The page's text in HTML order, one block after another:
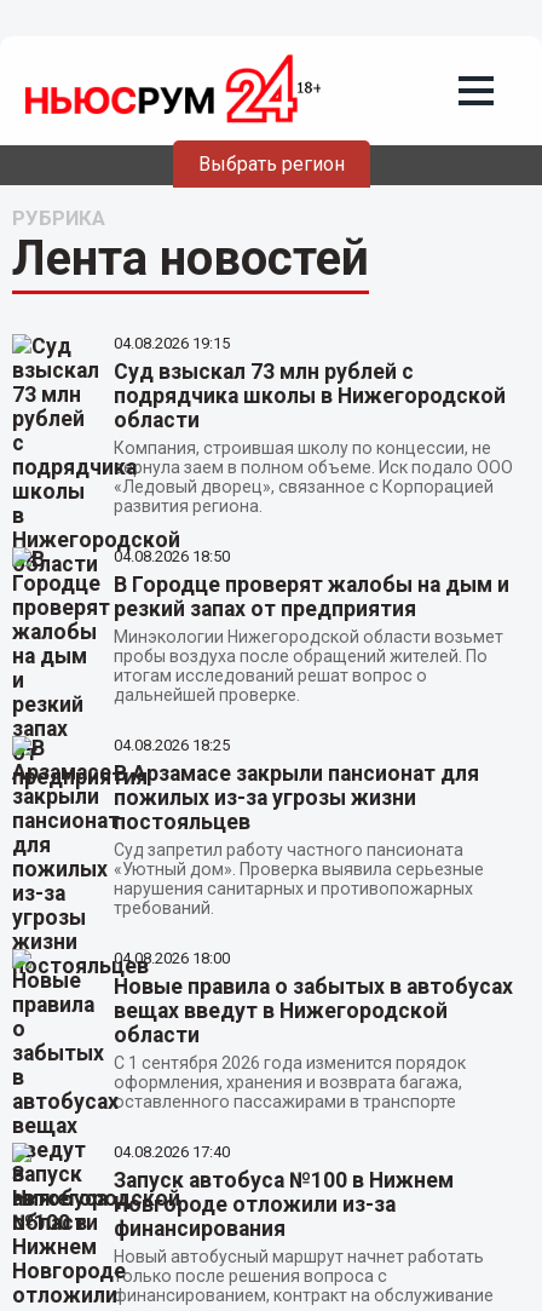
Выбрать регион
РУБРИКА
Лента новостей
04.08.2026 19:15
Суд взыскал 73 млн рублей с
подрядчика школы в Нижегородской
области
Компания, строившая школу по концессии, не
вернула заем в полном объеме. Иск подало ООО
«Ледовый дворец», связанное с Корпорацией
развития региона.
04.08.2026 18:50
В Городце проверят жалобы на дым и
резкий запах от предприятия
Минэкологии Нижегородской области возьмет
пробы воздуха после обращений жителей. По
итогам исследований решат вопрос о
дальнейшей проверке.
04.08.2026 18:25
В Арзамасе закрыли пансионат для
пожилых из-за угрозы жизни
постояльцев
Суд запретил работу частного пансионата
«Уютный дом». Проверка выявила серьезные
нарушения санитарных и противопожарных
требований.
04.08.2026 18:00
Новые правила о забытых в автобусах
вещах введут в Нижегородской
области
С 1 сентября 2026 года изменится порядок
оформления, хранения и возврата багажа,
оставленного пассажирами в транспорте
04.08.2026 17:40
Запуск автобуса №100 в Нижнем
Новгороде отложили из-за
финансирования
Новый автобусный маршрут начнет работать
только после решения вопроса с
финансированием, контракт на обслуживание